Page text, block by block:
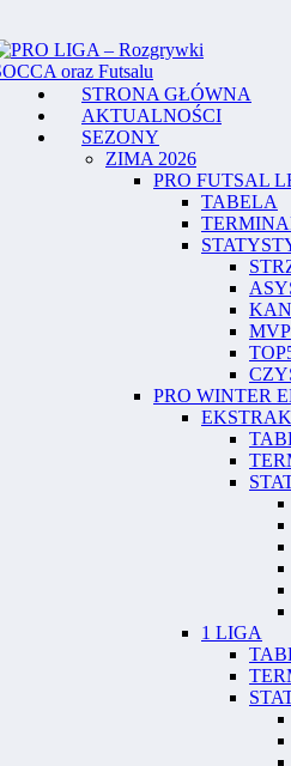
STRONA GŁÓWNA
AKTUALNOŚCI
SEZONY
ZIMA 2026
PRO FUTSAL
TABELA
MVP
PRO WINTER
1 LIGA